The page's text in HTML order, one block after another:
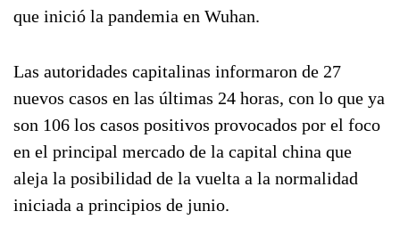
que inició la pandemia en Wuhan.
Las autoridades capitalinas informaron de 27
nuevos casos en las últimas 24 horas, con lo que ya
son 106 los casos positivos provocados por el foco
en el principal mercado de la capital china que
aleja la posibilidad de la vuelta a la normalidad
iniciada a principios de junio.